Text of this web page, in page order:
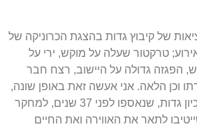
של קיבוץ גדות בהצגת הכרוניקה של
; טרקטור שעלה על מוקש, ירי על
, הפגזה גדולה על היישוב, רצח חבר
וכן הלאה. אני אעשה זאת באופן שונה,
גדות, שנאספו לפני שנים, למחקר
לתאר את האווירה ואת החיים